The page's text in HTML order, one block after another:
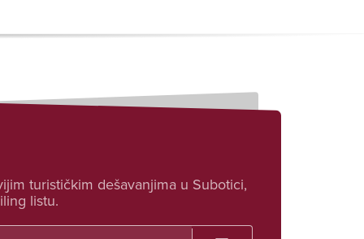
turističkim dešavanjima u Subotici,
listu.